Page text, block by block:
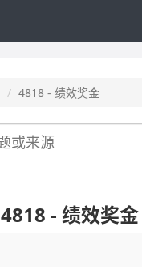
4818 - 绩效奖金
4818 - 绩效奖金